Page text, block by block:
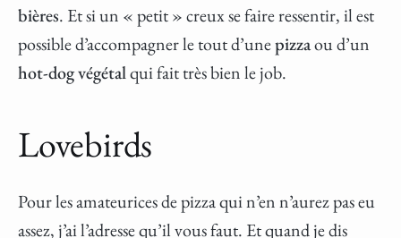
bières. Et si un « petit » creux se faire ressentir, il est
possible d’accompagner le tout d’unepizzaou d’un
hot-dog végétalqui fait très bien le job.
Lovebirds
Pour les amateurices de pizza qui n’en n’aurez pas eu
assez, j’ai l’adresse qu’il vous faut. Et quand je dis